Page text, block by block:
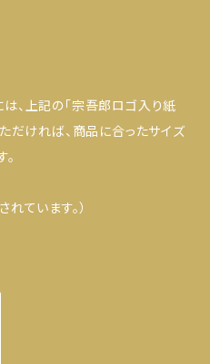
、上記の「宗吾郎ロゴ入り紙
ただければ、商品に合ったサイズ
ています。）